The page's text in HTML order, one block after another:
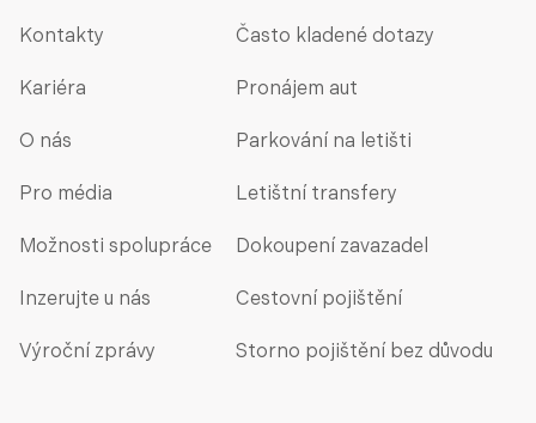
Kontakty
Kariéra
O nás
Pro média
Možnosti spolupráce
Inzerujte u nás
Výroční zprávy
Často kladené dotazy
Pronájem aut
Parkování na letišti
Letištní transfery
Dokoupení zavazadel
Cestovní pojištění
Storno pojištění bez důvodu